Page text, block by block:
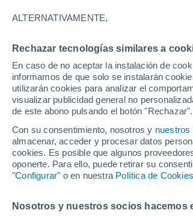
ALTERNATIVAMENTE,
Rechazar tecnologías similares a
En caso de no aceptar la instalación de
informamos de que solo se instalarán
utilizarán cookies para analizar el
visualizar publicidad general no
de este abono pulsando el botón "Rechazar".
Con su consentimiento, nosotros y nuestros
almacenar, acceder y procesar datos
cookies. Es posible que algunos
oponerte. Para ello, puede retirar su
"Configurar" o en nuestra Política de Cookies
Nosotros y nuestros socios hacemos
Reyles
15°
5°
Baygorria
14°
5°